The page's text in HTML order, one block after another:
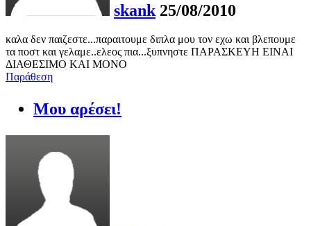
skank 25/08/2010
καλα δεν παιζεστε...παραιτουμε διπλα μου τον εχω και βλεπουμε
τα ποστ και γελαμε..ελεος πια...ξυπνηστε ΠΑΡΑΣΚΕΥΗ ΕΙΝΑΙ
ΔΙΑΘΕΣΙΜΟ ΚΑΙ ΜΟΝΟ
Παράθεση
Μου αρέσει!